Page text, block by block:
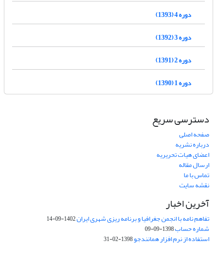
دوره 4 (1393)
دوره 3 (1392)
دوره 2 (1391)
دوره 1 (1390)
دسترسی سریع
صفحه اصلی
درباره نشریه
اعضای هیات تحریریه
ارسال مقاله
تماس با ما
نقشه سایت
آخرین اخبار
تفاهم نامه با انجمن جغرافیا و برنامه ریزی شهری ایران1402-09-14
شماره حساب1398-09-09
استفاده از نرم افزار همانندجو1398-02-31